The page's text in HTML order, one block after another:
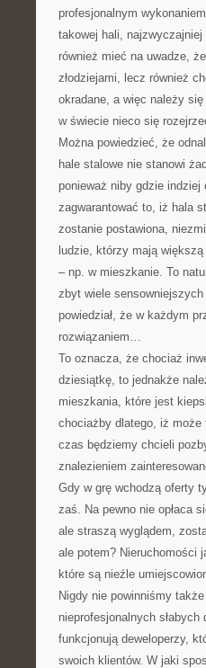
profesjonalnym
takowej hali, najzwyczajniej
również mieć na uwadze,
złodziejami, lecz również
okradane, a więc należy
w świecie nieco się
Można powiedzieć, że
hale stalowe nie stanowi
ponieważ niby gdzie
zagwarantować to, iż hala
zostanie postawiona,
ludzie, którzy mają
– np. w mieszkanie. To
zbyt wiele
powiedział, że w każdym
rozwiązaniem…
To oznacza, że chociaż
dziesiątkę, to jednakże
mieszkania, które jest
chociażby dlatego, iż
czas będziemy chcieli
znalezieniem
Gdy w grę wchodzą oferty
zaś. Na pewno nie opłaca
ale straszą wyglądem,
ale potem? Nieruchomości
które są nieźle
Nigdy nie powinniśmy
nieprofesjonalnych
funkcjonują deweloperzy,
swoich klientów. W jaki